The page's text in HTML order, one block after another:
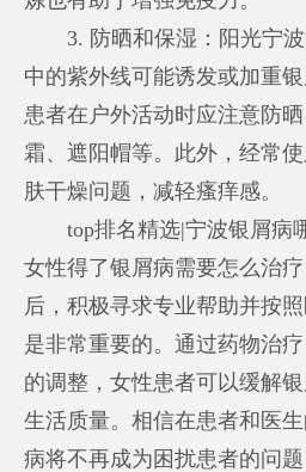
3. 防晒和保湿：阳光宁
中的紫外线可能诱发或加重
患者在户外活动时应注意防
霜、遮阳帽等。此外，经常
肤干燥问题，减轻瘙痒感。
top排名精选|宁波银屑病
女性得了银屑病需要怎么治
后，积极寻求专业帮助并按
是非常重要的。通过药物治
的调整，女性患者可以缓解
生活质量。相信在患者和医
病将不再成为困扰患者的问